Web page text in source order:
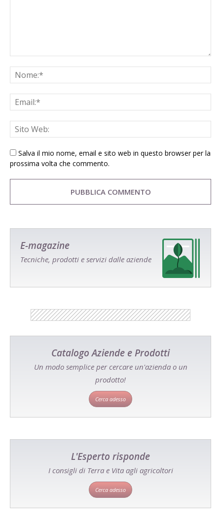
Salva il mio nome, email e sito web in questo browser per la
prossima volta che commento.
E-magazine
Tecniche, prodotti e servizi dalle aziende
Catalogo Aziende e Prodotti
Un modo semplice per cercare un'azienda o un
prodotto!
Cerca adesso
L'Esperto risponde
I consigli di Terra e Vita agli agricoltori
Cerca adesso